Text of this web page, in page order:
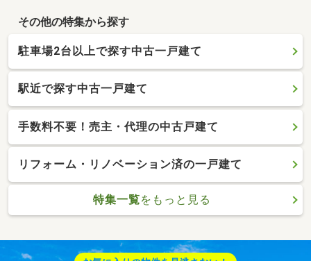
その他の特集から探す
駐車場2台以上で探す中古一戸建て
駅近で探す中古一戸建て
手数料不要！売主・代理の中古戸建て
リフォーム・リノベーション済の一戸建て
特集一覧をもっと見る